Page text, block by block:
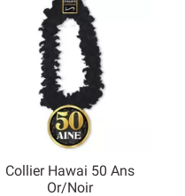
Collier Hawai 50 Ans
Or/Noir